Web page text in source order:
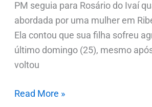
PM seguia para Rosário do Ivaí
abordada por uma mulher em
Ela contou que sua filha sofreu
último domingo (25), mesmo
voltou
Read More »